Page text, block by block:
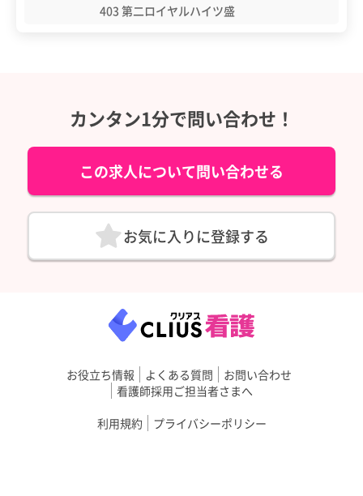
403 第二ロイヤルハイツ盛
カンタン1分で問い合わせ！
この求人について問い合わせる
お気に入りに登録する
お役立ち情報 よくある質問
お問い合わせ
看護師採用ご担当者さまへ
利用規約
プライバシーポリシー